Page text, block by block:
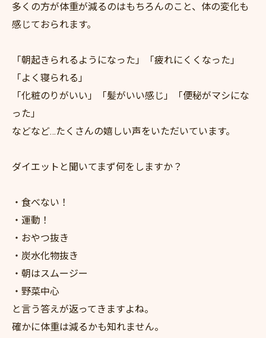
多くの方が体重が減るのはもちろんのこと、体の変化も
感じておられます。
「朝起きられるようになった」「疲れにくくなった」
「よく寝られる」
「化粧のりがいい」「髪がいい感じ」「便秘がマシにな
った」
などなど…たくさんの嬉しい声をいただいています。
ダイエットと聞いてまず何をしますか？
・食べない！
・運動！
・おやつ抜き
・炭水化物抜き
・朝はスムージー
・野菜中心
と言う答えが返ってきますよね。
確かに体重は減るかも知れません。